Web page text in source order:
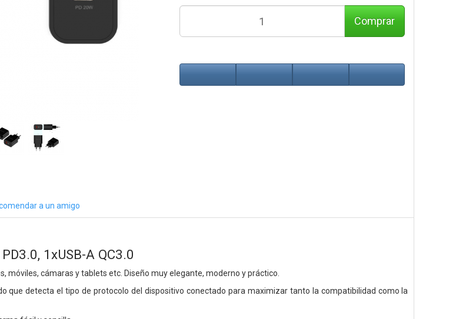
Comprar
a un amigo
1xUSB-A QC3.0
móviles, cámaras y tablets etc. Diseño muy elegante, moderno y práctico.
que detecta el tipo de protocolo del dispositivo conectado para maximizar tanto la compatibilidad como la